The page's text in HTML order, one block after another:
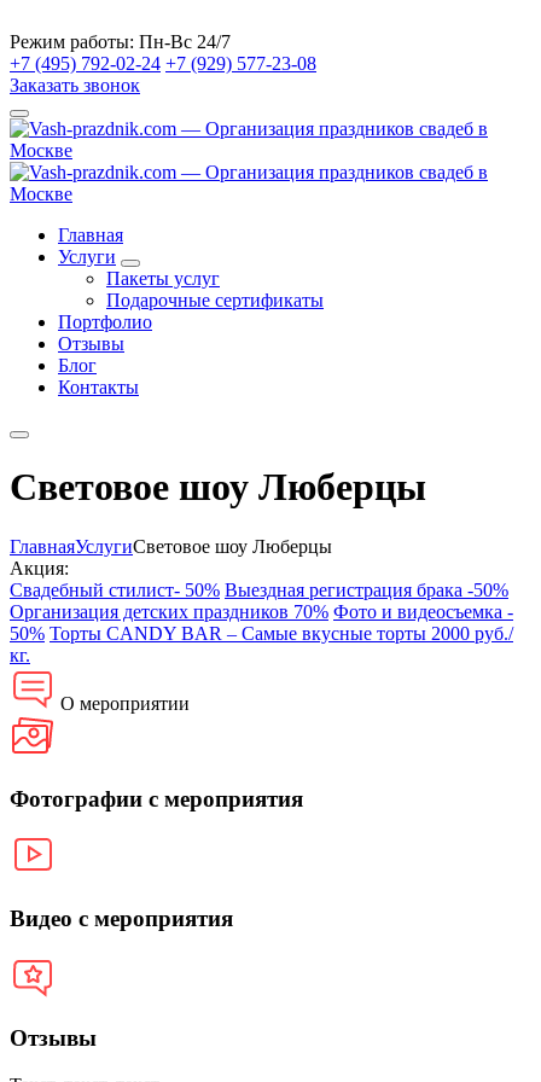
Режим работы: Пн-Вс 24/7
+7 (495) 792-02-24 +7 (929) 577-23-08
Заказать звонок
Главная
Услуги
Пакеты услуг
Подарочные сертификаты
Портфолио
Отзывы
Блог
Контакты
Световое шоу Люберцы
ГлавнаяУслугиСветовое шоу Люберцы
Акция:
Свадебный стилист- 50% Выездная регистрация брака -50%
Организация детских праздников 70% Фото и видеосъемка -
50% Торты CANDY BAR – Самые вкусные торты 2000 руб./
кг.
О мероприятии
Фотографии с мероприятия
Видео с мероприятия
Отзывы